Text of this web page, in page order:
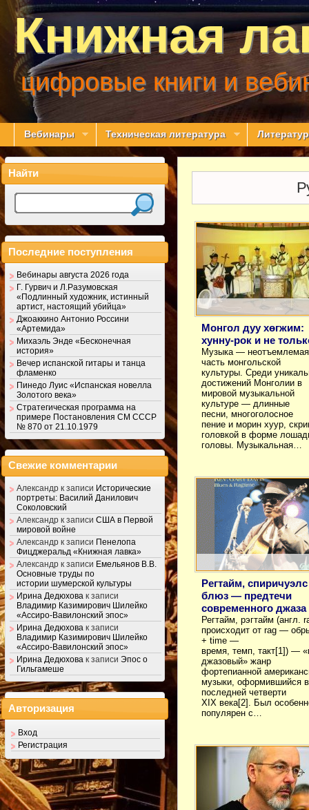
Книжная
цифровые книги и
Вебинары Техническая литература
Монгол дуу хөгжим:
хунну-рок и не
Музыка — неотъемлемая
часть монгольской
культуры. Среди
достижений Монголии в
мировой музыкальной
культуре — длинные
песни, многоголосное
пение и морин хуур,
головкой в форме
головы. Музыкальная…
Регтайм,
блюз — предтечи
современного джаза
Регтайм, рэгтайм (англ.
происходит от rag —
+ time —
время, темп, такт[1]) —
джазовый» жанр
фортепианной
музыки, оформившийся в
последней четверти
XIX века[2]. Был
популярен с…
Найти
Последние поступления
Вебинары августа 2026 года
Г. Гурвич и Л.Разумовская
«Подлинный художник, истинный
артист, настоящий убийца»
Джоаккино Антонио Россини
«Артемида»
Михаэль Энде «Бесконечная
история»
Вечер испанской гитары и танца
фламенко
Пинедо Луис «Испанская новелла
Золотого века»
Стратегическая программа на
примере Постановления СМ СССР
№ 870 от 21.10.1979
Свежие комментарии
Александр к записи Исторические
портреты: Василий Данилович
Соколовский
Александр к записи США в Первой
мировой войне
Александр к записи Пенелопа
Фицджеральд «Книжная лавка»
Александр к записи Емельянов В.В.
Основные труды по
истории шумерской культуры
Ирина Дедюхова к записи
Владимир Казимирович Шилейко
«Ассиро-Вавилонский эпос»
Ирина Дедюхова к записи
Владимир Казимирович Шилейко
«Ассиро-Вавилонский эпос»
Ирина Дедюхова к записи Эпос о
Гильгамеше
Авторизация
Вход
Регистрация